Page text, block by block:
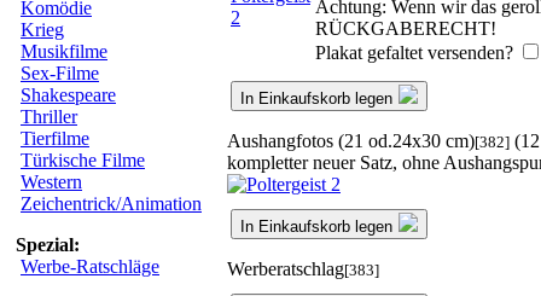
Komödie
Krieg
Musikfilme
Sex-Filme
Shakespeare
Thriller
Tierfilme
Türkische Filme
Western
Zeichentrick/Animation
Spezial:
Werbe-Ratschläge
Achtung: Wenn wir das
RÜCKGABERECHT!
Plakat gefaltet versenden?
In Einkaufskorb legen
Aushangfotos (21 od.24x30 cm)[382]
kompletter neuer Satz, ohne
In Einkaufskorb legen
Werberatschlag[383]